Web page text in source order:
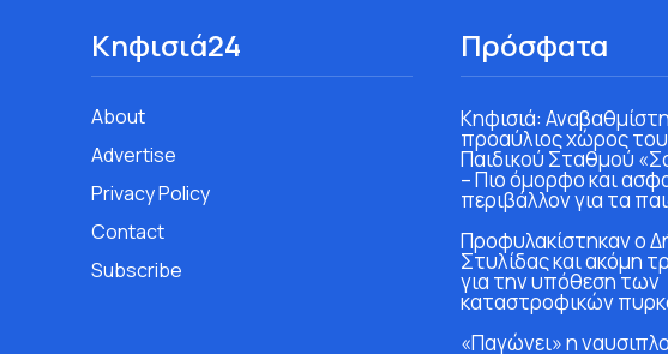
Κηφισιά24
About
Advertise
Privacy Policy
Contact
Subscribe
Πρόσφατα
Κηφισιά:
προαύλιος χώρος
Παιδικού Σταθμού
– Πιο όμορφο και
περιβάλλον για τα
Προφυλακίστηκαν ο
Στυλίδας και ακόμη
για την υπόθεση των
καταστροφικών
«Παγώνει» η